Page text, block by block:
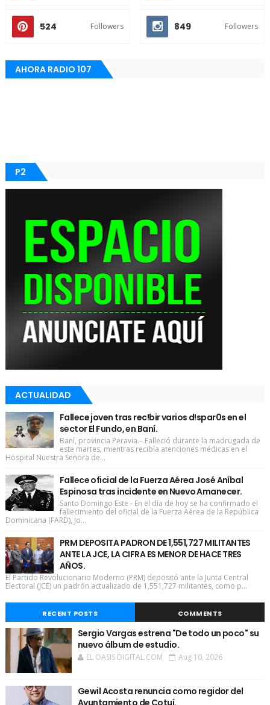
524 Followers 849 Followers
AHORA RADIO 107
P2
ACTUALIDAD
Fallece joven tras rec!bir varios d!spar0s en el
sector El Fundo, en Baní.
Baní, provincia Peravia.– Falleció durante la madrugada de
este martes, mientras recibía atenciones médicas en el
Hospital Nuestra Señora de...
Fallece oficial de la Fuerza Aérea José Aníbal
Espinosa tras incidente en Nuevo Amanecer.
Santo Domingo Este - En el día de hoy se ha confirmado el
fallecimiento del oficial de la Fuerza Aérea de la República
Dominicana (FARD), Jo...
PRM DEPOSITA PADRON DE 1,551,727 MILITANTES
ANTE LA JCE, LA CIFRA ES MENOR DE HACE TRES
AÑOS.
El Partido Revolucionario Moderno (PRM) depositó ante la Junta Central
Electoral (JCE) un padrón actualizado de 1,551,727 militantes, como p...
RECENT POSTS COMMENTS
Sergio Vargas estrena "De todo un poco" su
nuevo álbum de estudio.
EL OASIS DIGITAL.COM Aug 10, 2026
Gewil Acosta renuncia como regidor del